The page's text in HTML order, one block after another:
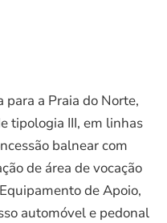
para a Praia do Norte,
tipologia III, em linhas
balnear com
de área de vocação
de Apoio,
automóvel e pedonal